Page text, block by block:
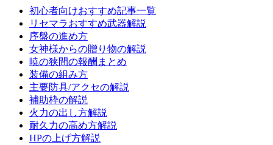
初心者向けおすすめ記事一覧
リセマラおすすめ武器解説
序盤の進め方
女神様からの贈り物の解説
暁の狭間の報酬まとめ
装備の組み方
主要防具/アクセの解説
補助枠の解説
火力の出し方解説
耐久力の高め方解説
HPの上げ方解説